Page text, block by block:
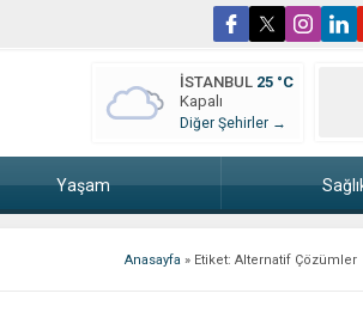
İSTANBUL 25 °C
Kapalı
Diğer Şehirler →
Yaşam
Anasayfa » Etiket: Alternatif Çözümler